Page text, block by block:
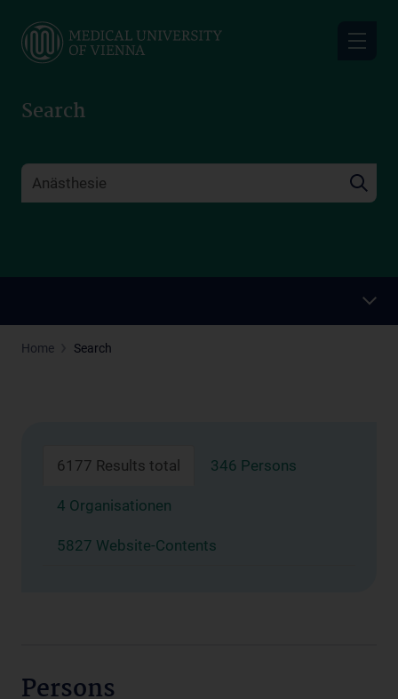
main
Search
Home Search
6177 Results total 346 Persons
4 Organisationen
5827 Website-Contents
Persons